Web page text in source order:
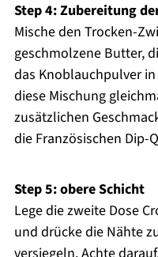
Step 4: Zubereitung
Mische den Trocken-
geschmolzene Butter,
das Knoblauchpulver
diese Mischung
zusätzlichen
die Französischen Dip-
Step 5: obere Schicht
Lege die zweite Dose
und drücke die Nähte